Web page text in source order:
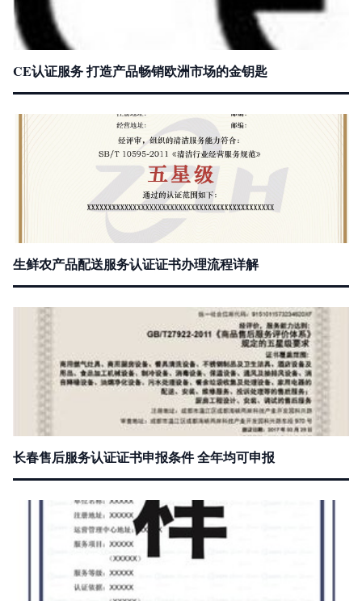
CE认证服务 打造产品畅销欧洲市场的金钥匙
生鲜农产品配送服务认证证书办理流程详解
长春售后服务认证证书申报条件 全年均可申报